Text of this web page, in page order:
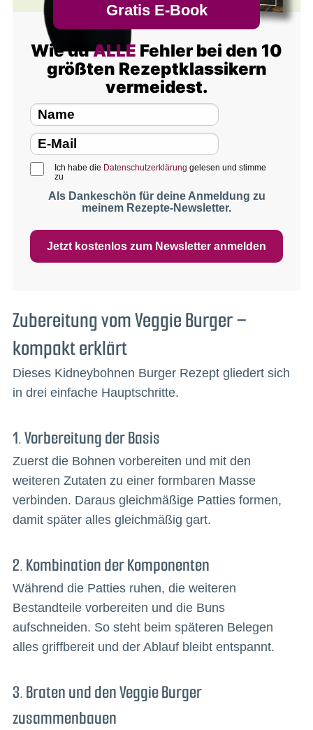
Gratis E-Book
Wie duALLE Fehler bei den 10
größten Rezeptklassikern
vermeidest.
Ich habe die Datenschutzerklärung gelesen und stimme
zu
Als Dankeschön für deine Anmeldung zu
meinem Rezepte-Newsletter.
Jetzt kostenlos zum Newsletter anmelden
Zubereitung vom Veggie Burger –
kompakt erklärt
Dieses Kidneybohnen Burger Rezept gliedert sich
in drei einfache Hauptschritte.
1. Vorbereitung der Basis
Zuerst die Bohnen vorbereiten und mit den
weiteren Zutaten zu einer formbaren Masse
verbinden. Daraus gleichmäßige Patties formen,
damit später alles gleichmäßig gart.
2. Kombination der Komponenten
Während die Patties ruhen, die weiteren
Bestandteile vorbereiten und die Buns
aufschneiden. So steht beim späteren Belegen
alles griffbereit und der Ablauf bleibt entspannt.
3. Braten und den Veggie Burger
zusammenbauen